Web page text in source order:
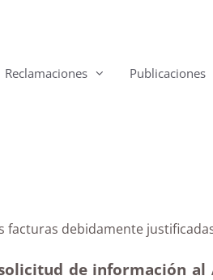
Reclamaciones Publicaciones
las facturas debidamente
de información al